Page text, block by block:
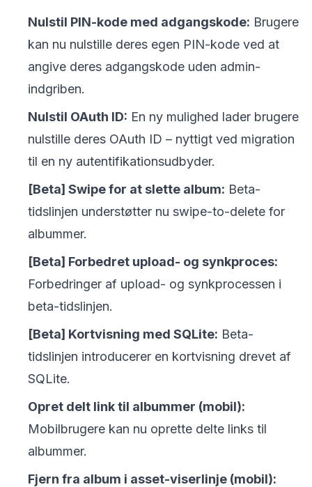
Nulstil PIN-kode med adgangskode: Brugere
kan nu nulstille deres egen PIN-kode ved at
angive deres adgangskode uden admin-
indgriben.
Nulstil OAuth ID: En ny mulighed lader brugere
nulstille deres OAuth ID – nyttigt ved migration
til en ny autentifikationsudbyder.
[Beta] Swipe for at slette album: Beta-
tidslinjen understøtter nu swipe-to-delete for
albummer.
[Beta] Forbedret upload- og synkproces:
Forbedringer af upload- og synkprocessen i
beta-tidslinjen.
[Beta] Kortvisning med SQLite: Beta-
tidslinjen introducerer en kortvisning drevet af
SQLite.
Opret delt link til albummer (mobil):
Mobilbrugere kan nu oprette delte links til
albummer.
Fjern fra album i asset-viserlinje (mobil):